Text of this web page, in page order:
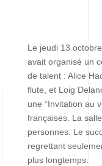
Le jeudi 13
avait organisé un
de talent : Alice
flute, et Loig
une “Invitation au
françaises. La
personnes. Le
regrettant
plus longtemps.